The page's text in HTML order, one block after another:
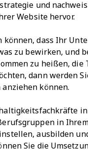
und
Website hervor.
können, dass Ihr
zu bewirken, und
zu heißen, die
dann werden
können.
in
in
ausbilden
Sie die